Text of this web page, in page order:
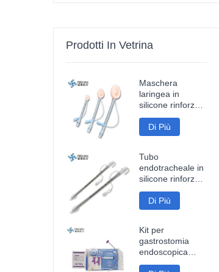
Prodotti In Vetrina
Maschera
laringea in
silicone rinforzato
riutilizzabile
Di Più
Tubo
endotracheale in
silicone rinforzato
monouso
Di Più
Kit per
gastrostomia
endoscopica
percutanea